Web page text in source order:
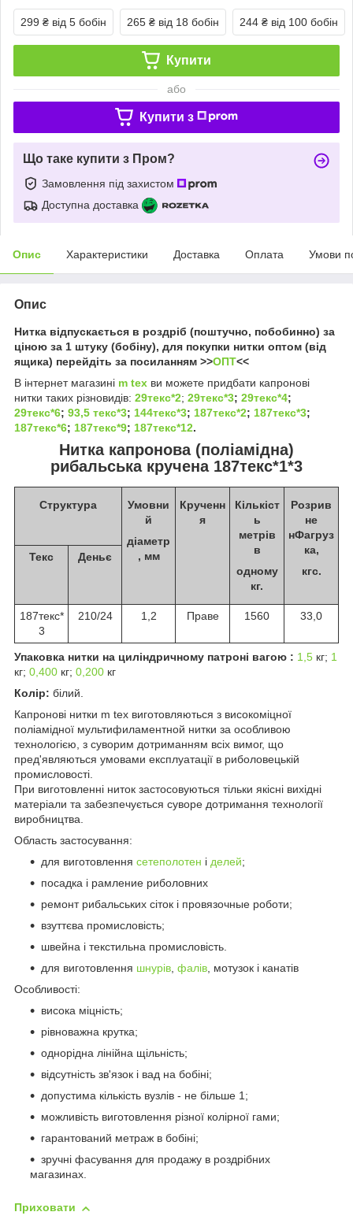
299 ₴ від 5 бобін 265 ₴ від 18 бобін 244 ₴ від 100 бобін
Купити
або
Купити з
Що таке купити з Пром?
Замовлення під захистом
Доступна доставка
Опис Характеристики Доставка Оплата Умови
Опис
Нитка відпускається в роздріб (поштучно, побобинно) за
ціною за 1 штуку (бобіну), для покупки нитки оптом (від
ящика) перейдіть за посиланням >>ОПТ<<
В інтернет магазині m tex ви можете придбати капронові
нитки таких різновидів: 29текс*2; 29текс*3; 29текс*4;
29текс*6; 93,5 текс*3; 144текс*3; 187текс*2; 187текс*3;
187текс*6; 187текс*9; 187текс*12.
Нитка капронова (поліамідна)
рибальська кручена 187текс*1*3
Структура
Умовни
й
діаметр
, мм
Крученн
я
Кількіст
ь
метрів
в
одному
кг.
Розрив
не
нФагруз
ка,
кгс.
Текс Деньє
187текс*
3
210/24 1,2 Праве 1560 33,0
Упаковка нитки на циліндричному патроні вагою : 1,5 кг; 1
кг; 0,400 кг; 0,200 кг
Колір: білий.
Капронові нитки m tex виготовляються з високоміцної
поліамідної мультифиламентной нитки за особливою
технологією, з суворим дотриманням всіх вимог, що
пред'являються умовами експлуатації в риболовецькій
промисловості.
При виготовленні ниток застосовуються тільки якісні вихідні
матеріали та забезпечується суворе дотримання технології
виробництва.
Область застосування:
для виготовлення сетеполотен і делей;
посадка і рамление риболовних
ремонт рибальських сіток і провязочные роботи;
взуттєва промисловість;
швейна і текстильна промисловість.
для виготовлення шнурів, фалів, мотузок і канатів
Особливості:
висока міцність;
рівноважна крутка;
однорідна лінійна щільність;
відсутність зв'язок і вад на бобіні;
допустима кількість вузлів - не більше 1;
можливість виготовлення різної колірної гами;
гарантований метраж в бобіні;
зручні фасування для продажу в роздрібних
магазинах.
Приховати